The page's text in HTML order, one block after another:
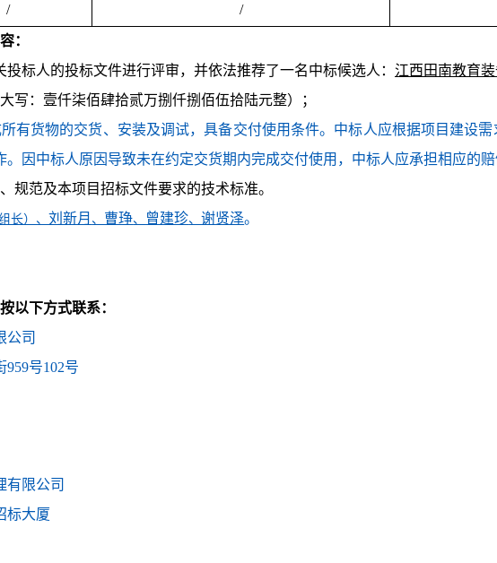
/ /
：
标人的投标文件进行评审，并依法推荐了一名中标候选人： 江西田南教育
大写：壹仟柒佰肆拾贰万捌仟捌佰伍拾陆元整）
；
所有货物的交货、安装及调试，具备交付使用条件。中标人应根据项目建设
因中标人原因导致未在约定交货期内完成交付使用，中标人应承担相应的
规范及本项目招标文件要求的技术标准。
组长）、 刘新月 、 曹琤、 曾建珍、谢贤泽。
以下方式联系：
公司
959号102号
有限公司
标大厦